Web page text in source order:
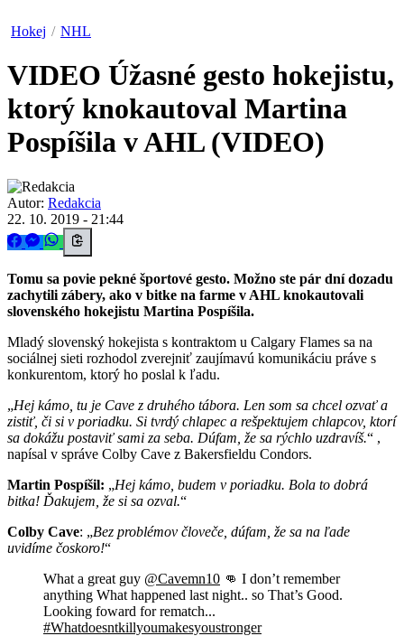
Hokej / NHL
VIDEO Úžasné gesto hokejistu,
ktorý knokautoval Martina
Pospíšila v AHL (VIDEO)
Autor: Redakcia
22. 10. 2019 - 21:44
Tomu sa povie pekné športové gesto. Možno ste pár dní dozadu
zachytili zábery, ako v bitke na farme v AHL knokautovali
slovenského hokejistu Martina Pospíšila.
Mladý slovenský hokejista s kontraktom u Calgary Flames sa na
sociálnej sieti rozhodol zverejniť zaujímavú komunikáciu práve s
konkurentom, ktorý ho poslal k ľadu.
Hej kámo, tu je Cave z druhého tábora. Len som sa chcel ozvať a
zistiť, či si v poriadku. Si tvrdý chlapec a rešpektujem chlapcov, ktorí
sa dokážu postaviť sami za seba. Dúfam, že sa rýchlo uzdravíš.
,
napísal v správe Colby Cave z Bakersfieldu Condors.
Martin Pospíšil:
Hej kámo, budem v poriadku. Bola to dobrá
bitka! Ďakujem, že si sa ozval.
Colby Cave:
Bez problémov človeče, dúfam, že sa na ľade
uvidíme čoskoro!
What a great guy @Cavemn10 👊 I don’t remember
anything What happened last night.. so That’s Good.
Looking foward for rematch...
#Whatdoesntkillyoumakesyoustronger